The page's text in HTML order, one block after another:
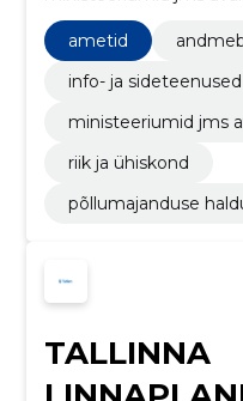
konstruktsioonide
Infosüsteemid
ametid
info- ja sideteenused
ministeeriumid jms
riik ja ühiskond
põllumajanduse
TALLINNA